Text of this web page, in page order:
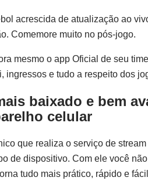
acrescida de atualização ao
Comemore muito no pós-jogo.
mesmo o app Oficial de seu
e tudo a respeito dos
baixado e bem
celular
que realiza o serviço de
de dispositivo. Com ele você
tudo mais prático, rápido e